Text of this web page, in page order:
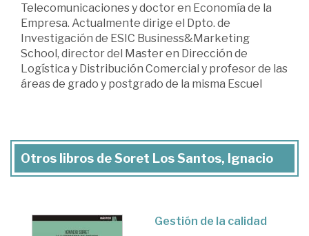
Telecomunicaciones y doctor en Economía de la
Empresa. Actualmente dirige el Dpto. de
Investigación de ESIC Business&Marketing
School, director del Master en Dirección de
Logística y Distribución Comercial y profesor de las
áreas de grado y postgrado de la misma Escuel
Otros libros de Soret Los Santos, Ignacio
Gestión de la calidad